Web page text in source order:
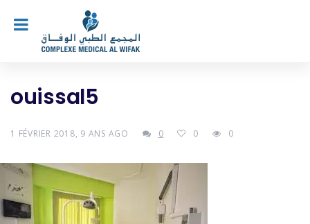
ouissal5
1 FÉVRIER 2018, 9 ANS AGO 0 0 0